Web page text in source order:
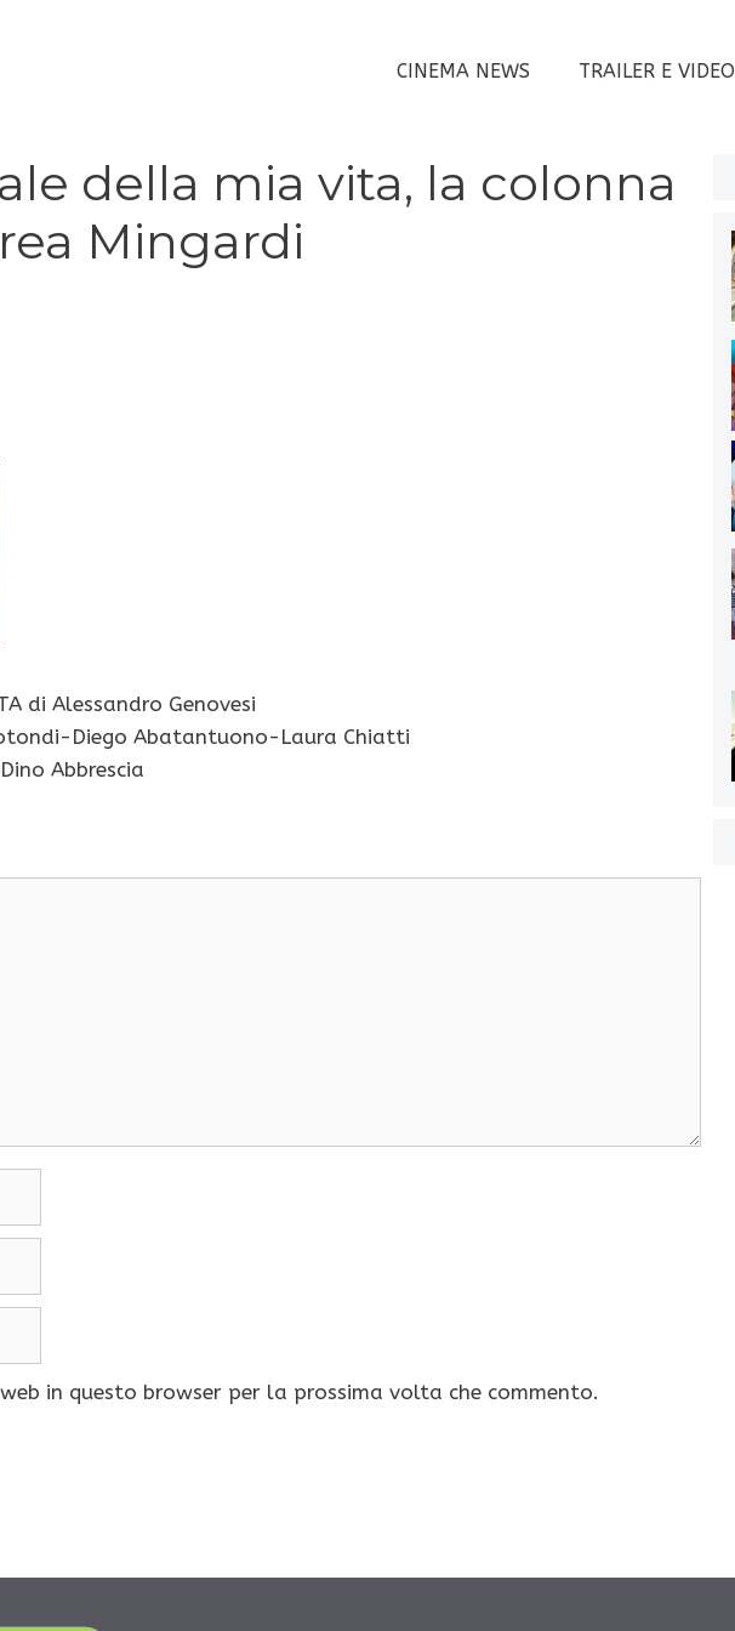
CINEMA NEWS TRAILER E VIDEO
della mia vita, la colonna
Mingardi
di Alessandro Genovesi
Diego Abatantuono-Laura Chiatti
Abbrescia
in questo browser per la prossima volta che commento.